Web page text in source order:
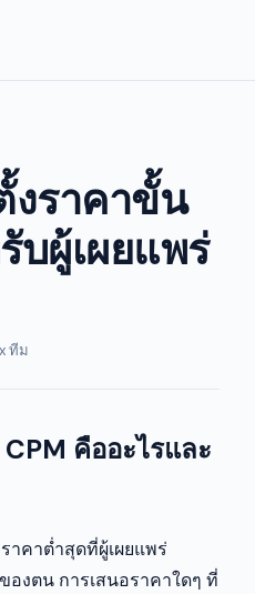
งราคาขั้น
บผู้เผยแพร่
ทีม
คืออะไรและ
าคาต่ำสุดที่ผู้เผยแพร่
งตน การเสนอราคาใดๆ ที่